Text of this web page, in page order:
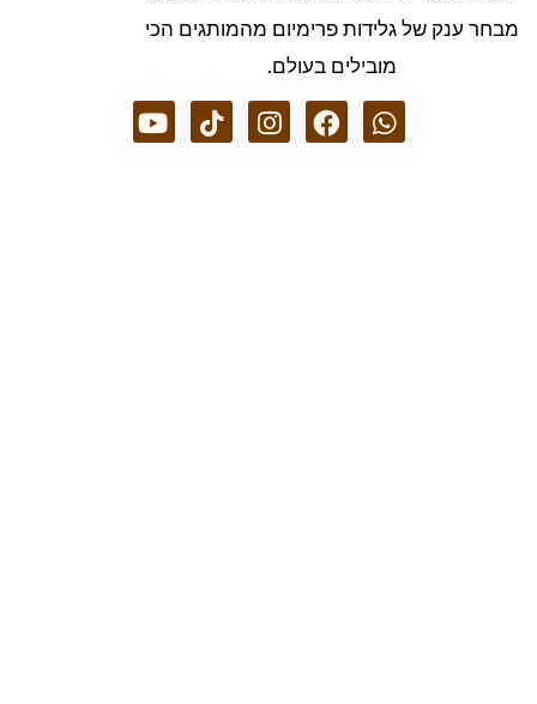
מבחר ענק של גלידות פרימיום מהמותגים הכי
מובילים בעולם.